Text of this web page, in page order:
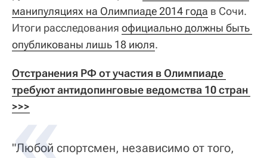
манипуляциях на Олимпиаде 2014 года в Сочи.
Итоги расследования официально должны быть
опубликованы лишь 18 июля.
Отстранения РФ от участия в Олимпиаде
требуют антидопинговые ведомства 10 стран
>>>
"Любой спортсмен, независимо от того,